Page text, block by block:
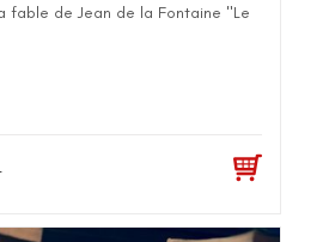
fable de Jean de la Fontaine "Le